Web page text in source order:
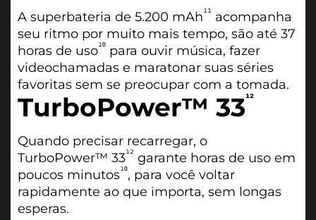
A superbateria de 5.200 mAh¹¹ acompanha
seu ritmo por muito mais tempo, são até 37
horas de uso¹⁰ para ouvir música, fazer
videochamadas e maratonar suas séries
favoritas sem se preocupar com a tomada.
TurboPower™ 33¹²
Quando precisar recarregar, o
TurboPower™ 33¹² garante horas de uso em
poucos minutos¹⁰, para você voltar
rapidamente ao que importa, sem longas
esperas.